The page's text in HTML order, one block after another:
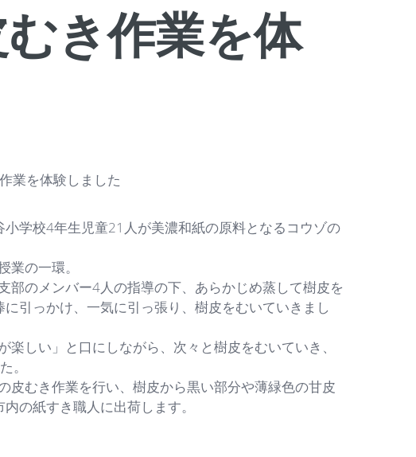
き作業を体
業を体験しました
学校4年生児童21人が美濃和紙の原料となるコウゾの
の一環。
のメンバー4人の指導の下、あらかじめ蒸して樹皮を
引っかけ、一気に引っ張り、樹皮をむいていきまし
しい」と口にしながら、次々と樹皮をむいていき、
。
むき作業を行い、樹皮から黒い部分や薄緑色の甘皮
の紙すき職人に出荷します。